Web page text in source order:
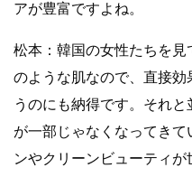
アが豊富ですよね。
松本：韓国の女性たちを
のような肌なので、直接
うのにも納得です。それ
が一部じゃなくなってき
ンやクリーンビューティ